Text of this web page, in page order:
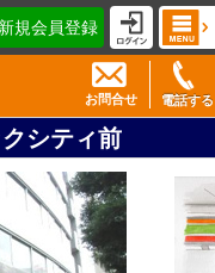
新規会員登録
電話する
お問合せ
シティ前